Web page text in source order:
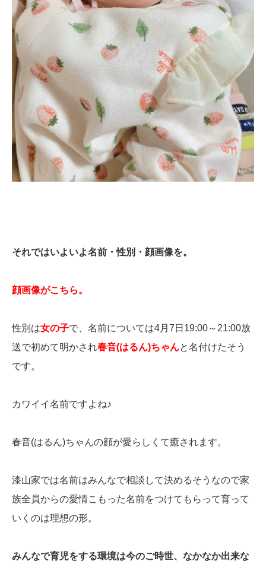
それではいよいよ名前・性別・顔画像を。
顔画像がこちら。
性別は女の子で、名前については4月7日19:00～21:00放
送で初めて明かされ春音(はるん)ちゃんと名付けたそう
です。
カワイイ名前ですよね♪
春音(はるん)ちゃんの顔が愛らしくて癒されます。
漆山家では名前はみんなで相談して決めるそうなので家
族全員からの愛情こもった名前をつけてもらって育って
いくのは理想の形。
みんなで育児をする環境は今のご時世、なかなか出来な